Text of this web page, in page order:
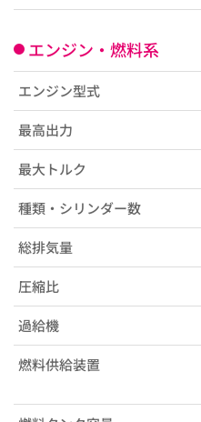
エンジン・燃料系
エンジン型式
最高出力
最大トルク
種類・シリンダー数
総排気量
圧縮比
過給機
燃料供給装置